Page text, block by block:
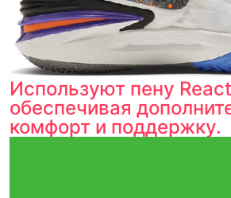
Используют пену
обеспечивая
комфорт и поддержку.